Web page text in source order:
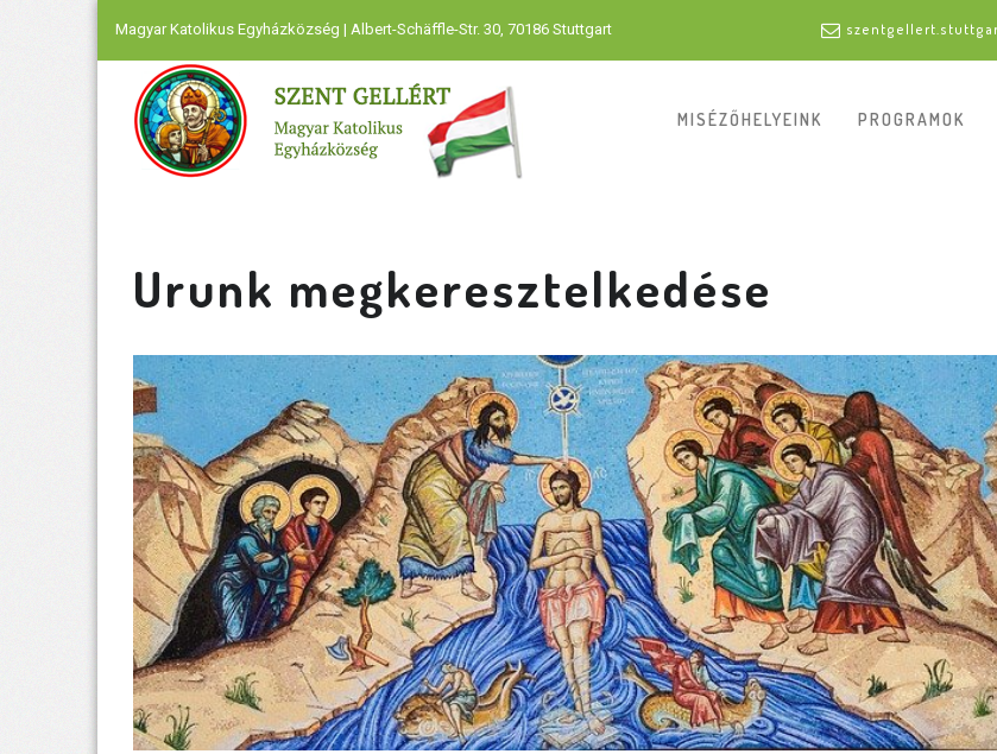
Magyar Katolikus Egyházközség | Albert-Schäffle-Str. 30, 70186 Stuttgart
MISÉZŐHELYEINK PROGRAMOK
Urunk megkeresztelkedése